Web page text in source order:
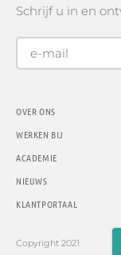
Schrijf u in en
OVER ONS
WERKEN BIJ
ACADEMIE
NIEUWS
KLANTPORTAAL
Copyright 2021